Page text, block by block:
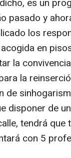
pasado y
los
en
la
la
de
disponer de
tendrá que
con 5